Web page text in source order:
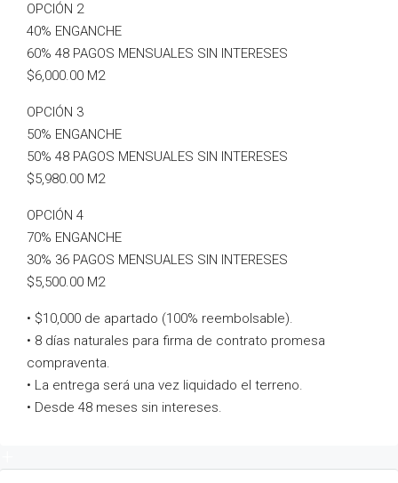
OPCIÓN 2
40% ENGANCHE
60% 48 PAGOS MENSUALES SIN INTERESES
$6,000.00 M2
OPCIÓN 3
50% ENGANCHE
50% 48 PAGOS MENSUALES SIN INTERESES
$5,980.00 M2
OPCIÓN 4
70% ENGANCHE
30% 36 PAGOS MENSUALES SIN INTERESES
$5,500.00 M2
• $10,000 de apartado (100% reembolsable).
• 8 días naturales para firma de contrato promesa
compraventa.
• La entrega será una vez liquidado el terreno.
• Desde 48 meses sin intereses.